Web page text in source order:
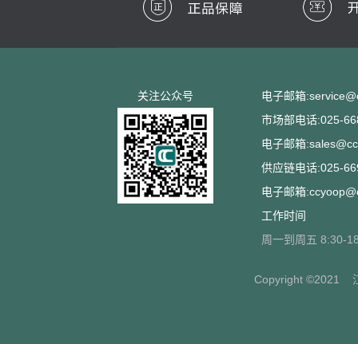
关注公众号
电子邮箱
市场部电话:025-
电子邮箱
供应链电话:025-
电子邮箱
工作时间
周一到周五 8:30-
Copyright ©2021